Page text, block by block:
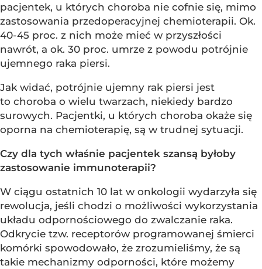
pacjentek, u których choroba nie cofnie się, mimo
zastosowania przedoperacyjnej chemioterapii. Ok.
40-45 proc. z nich może mieć w przyszłości
nawrót, a ok. 30 proc. umrze z powodu potrójnie
ujemnego raka piersi.
Jak widać, potrójnie ujemny rak piersi jest
to choroba o wielu twarzach, niekiedy bardzo
surowych. Pacjentki, u których choroba okaże się
oporna na chemioterapię, są w trudnej sytuacji.
Czy dla tych właśnie pacjentek szansą byłoby
zastosowanie immunoterapii?
W ciągu ostatnich 10 lat w onkologii wydarzyła się
rewolucja, jeśli chodzi o możliwości wykorzystania
układu odpornościowego do zwalczanie raka.
Odkrycie tzw. receptorów programowanej śmierci
komórki spowodowało, że zrozumieliśmy, że są
takie mechanizmy odporności, które możemy